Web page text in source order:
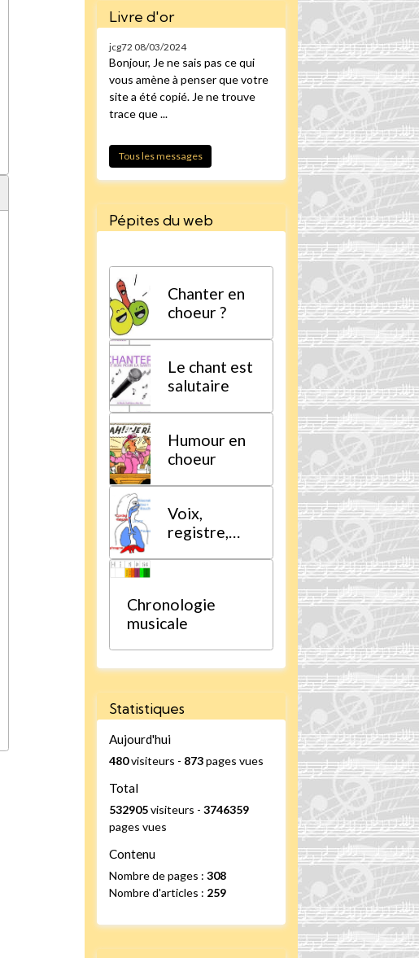
Livre d'or
jcg72 08/03/2024
Bonjour, Je ne sais pas ce qui
vous amène à penser que votre
site a été copié. Je ne trouve
trace que ...
Tous les messages
Pépites du web
Chanter en
choeur ?
Le chant est
salutaire
Humour en
choeur
Voix,
registre,
Chronologie
musicale
Statistiques
Aujourd'hui
480visiteurs - 873pages vues
Total
532905visiteurs -3746359
pages vues
Contenu
Nombre de pages :308
Nombre d'articles : 259